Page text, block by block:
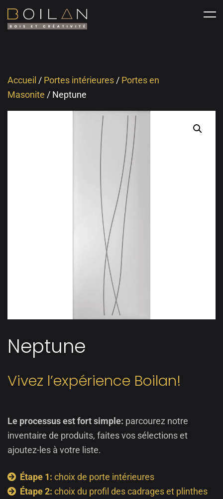
Accueil / Portes intérieures / Portes en
Masonite / Neptune
Neptune
Vivez l’expérience Boilan!
Le processus est fort simple: parcourez notre
inventaire de produits, faites vos sélections et
ajoutez-les à votre liste.
Étape 1: choix de porte intérieures
Étape 2: choix du profil des cadrages et plinthes